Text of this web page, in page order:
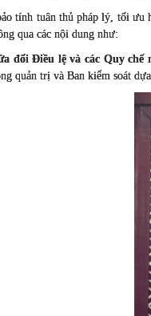
tính tuân thủ pháp lý, tối ưu
qua các nội dung như:
đổi Điều lệ và các Quy chế
quản trị và Ban kiểm soát